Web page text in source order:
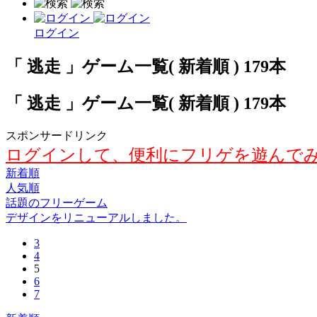
ログイン
「 逃走 」ゲーム一覧( 新着順 ) 179本
「 逃走 」ゲーム一覧( 新着順 ) 179本
スポンサードリンク
ログインして、便利にフリゲを遊んで
新着順
人気順
話題のフリーゲーム
デザインをリニューアルしました。
3
4
5
6
7